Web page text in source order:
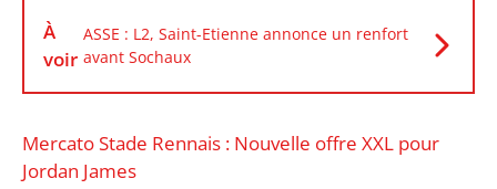
À
voir
ASSE : L2, Saint-Etienne annonce un renfort
avant Sochaux
Mercato Stade Rennais : Nouvelle offre XXL pour
Jordan James